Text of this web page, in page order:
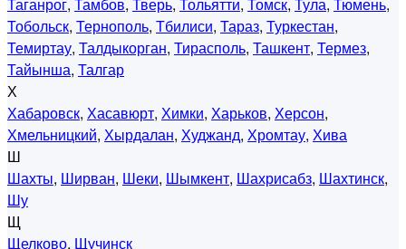
Тобольск, Тернополь, Тбилиси, Тараз, Туркестан,
Темиртау, Талдыкорган, Тирасполь, Ташкент, Термез,
Тайынша, Талгар
Х
Хабаровск, Хасавюрт, Химки, Харьков, Херсон,
Хмельницкий, Хырдалан, Худжанд, Хромтау, Хива
Ш
Шахты, Ширван, Шеки, Шымкент, Шахрисабз, Шахтинск,
Шу
Щ
Щелково, Щучинск